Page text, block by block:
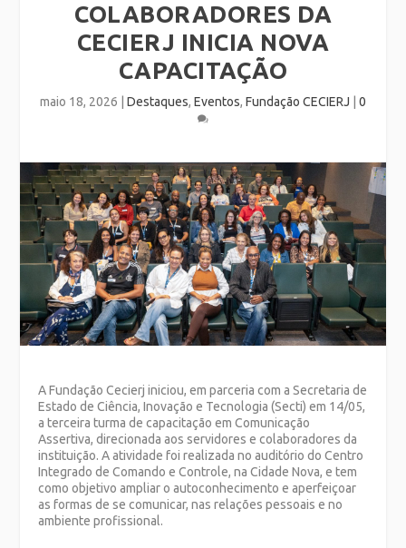
COLABORADORES DA
CECIERJ INICIA NOVA
CAPACITAÇÃO
maio 18, 2026 Destaques, Eventos, Fundação CECIERJ 0
A Fundação Cecierj iniciou, em parceria com a Secretaria de
Estado de Ciência, Inovação e Tecnologia (Secti) em 14/05,
a terceira turma de capacitação em Comunicação
Assertiva, direcionada aos servidores e colaboradores da
instituição. A atividade foi realizada no auditório do Centro
Integrado de Comando e Controle, na Cidade Nova, e tem
como objetivo ampliar o autoconhecimento e aperfeiçoar
as formas de se comunicar, nas relações pessoais e no
ambiente profissional.